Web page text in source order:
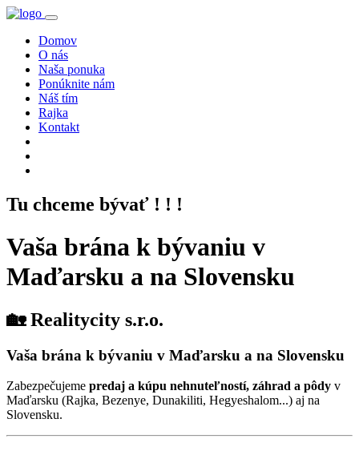
Domov
O nás
Naša ponuka
Ponúknite nám
Náš tím
Rajka
Kontakt
Tu chceme bývať ! ! !
Vaša brána k bývaniu v
Maďarsku a na Slovensku
🏡Realitycity s.r.o.
Vaša brána k bývaniu v Maďarsku a na Slovensku
Zabezpečujeme predaj a kúpu nehnuteľností, záhrad a pôdy v
Maďarsku (Rajka, Bezenye, Dunakiliti, Hegyeshalom...) aj na
Slovensku.